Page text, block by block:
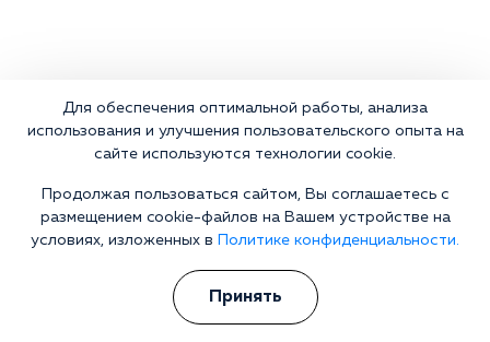
Для обеспечения оптимальной работы, анализа
использования и улучшения пользовательского опыта на
сайте используются технологии cookie.
Продолжая пользоваться сайтом, Вы соглашаетесь с
размещением cookie-файлов на Вашем устройстве на
условиях, изложенных в
Политике конфиденциальности.
Принять